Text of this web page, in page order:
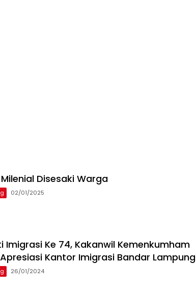
Disesaki Warga
02/01/2025
Imigrasi Ke 74, Kakanwil Kemenkumham
Kantor Imigrasi Bandar Lampung
26/01/2024